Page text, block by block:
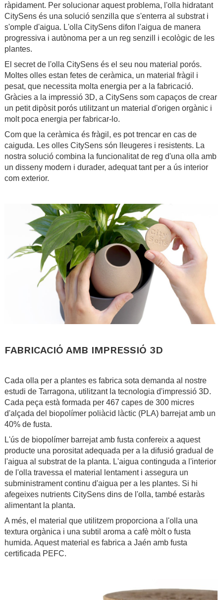
ràpidament. Per solucionar aquest problema, l'olla hidratant
CitySens és una solució senzilla que s'enterra al substrat i
s'omple d'aigua. L'olla CitySens difon l'aigua de manera
progressiva i autònoma per a un reg senzill i ecològic de les
plantes.
El secret de l'olla CitySens és el seu nou material porós.
Moltes olles estan fetes de ceràmica, un material fràgil i
pesat, que necessita molta energia per a la fabricació.
Gràcies a la impressió 3D, a CitySens som capaços de crear
un petit dipòsit porós utilitzant un material d'origen orgànic i
molt poca energia per fabricar-lo.
Com que la ceràmica és fràgil, es pot trencar en cas de
caiguda. Les olles CitySens són lleugeres i resistents. La
nostra solució combina la funcionalitat de reg d'una olla amb
un disseny modern i durader, adequat tant per a ús interior
com exterior.
FABRICACIÓ AMB IMPRESSIÓ 3D
Cada olla per a plantes es fabrica sota demanda al nostre
estudi de Tarragona, utilitzant la tecnologia d'impressió 3D.
Cada peça està formada per 467 capes de 300 micres
d'alçada del biopolímer poliàcid làctic (PLA) barrejat amb un
40% de fusta.
L'ús de biopolímer barrejat amb fusta confereix a aquest
producte una porositat adequada per a la difusió gradual de
l'aigua al substrat de la planta. L'aigua continguda a l'interior
de l'olla travessa el material lentament i assegura un
subministrament continu d'aigua per a les plantes. Si hi
afegeixes nutrients CitySens dins de l'olla, també estaràs
alimentant la planta.
A més, el material que utilitzem proporciona a l'olla una
textura orgànica i una subtil aroma a cafè mòlt o fusta
humida. Aquest material es fabrica a Jaén amb fusta
certificada PEFC.